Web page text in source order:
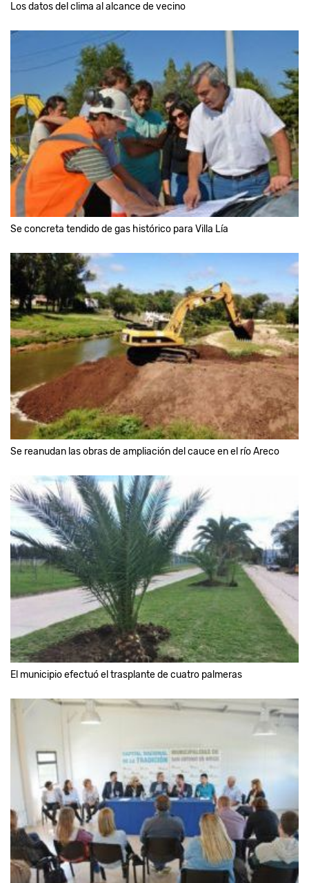
Los datos del clima al alcance de vecino
Se concreta tendido de gas histórico para Villa Lía
Se reanudan las obras de ampliación del cauce en el río Areco
El municipio efectuó el trasplante de cuatro palmeras